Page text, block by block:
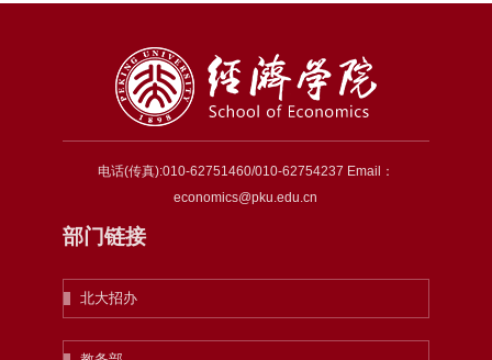
电话(传真):010-62751460/010-62754237 Email：
economics@pku.edu.cn
部门链接
北大招办